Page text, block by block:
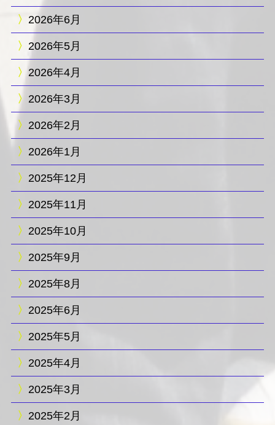
2026年6月
2026年5月
2026年4月
2026年3月
2026年2月
2026年1月
2025年12月
2025年11月
2025年10月
2025年9月
2025年8月
2025年6月
2025年5月
2025年4月
2025年3月
2025年2月